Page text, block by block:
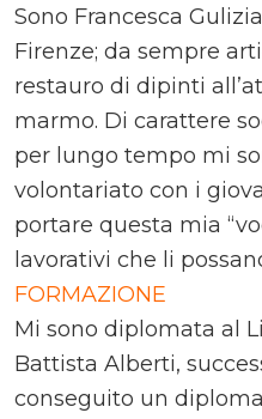
Sono Francesca
Firenze; da sempre
restauro di dipinti
marmo. Di carattere
per lungo tempo mi
volontariato con i
portare questa mia
lavorativi che li
FORMAZIONE
Mi sono diplomata al
Battista Alberti,
conseguito un